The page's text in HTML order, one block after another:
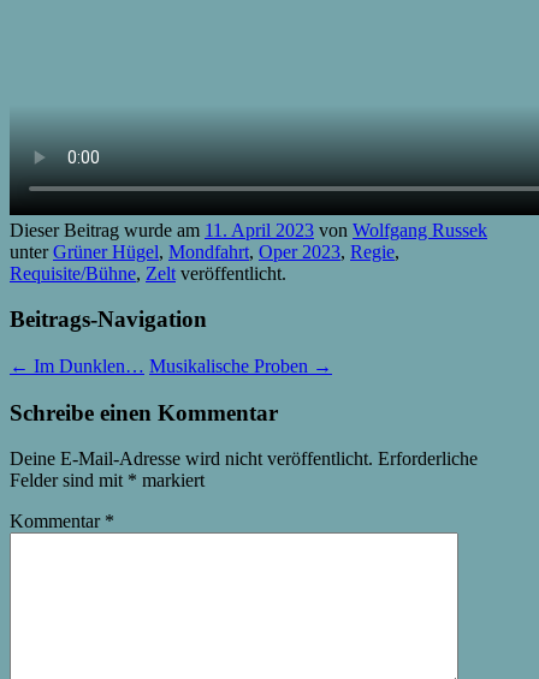
Dieser Beitrag wurde am 11. April 2023 von Wolfgang Russek
unterGrüner Hügel, Mondfahrt, Oper 2023, Regie,
Requisite/Bühne, Zelt veröffentlicht.
Beitrags-Navigation
← Im Dunklen… Musikalische Proben →
Schreibe einen Kommentar
Deine E-Mail-Adresse wird nicht veröffentlicht. Erforderliche
Felder sind mit * markiert
Kommentar *